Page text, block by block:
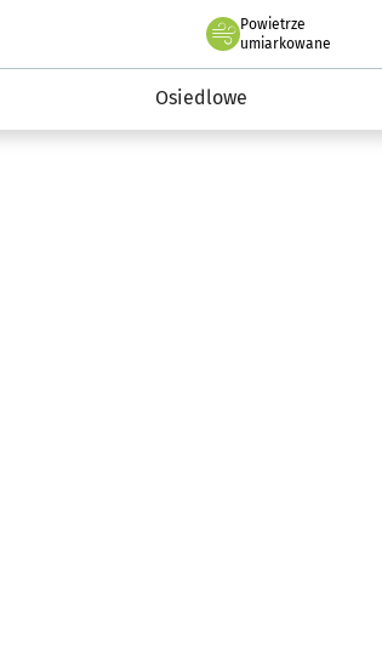
inwestycje 2019-2032
Powietrze
we Wrocławiu
umiarkowane
Osiedlowe